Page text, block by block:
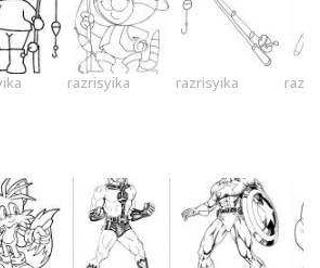
razrisyika razrisyika